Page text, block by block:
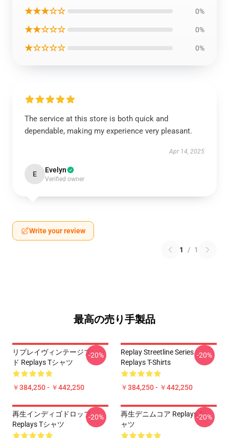
★★★☆☆ 0%
★★☆☆☆ 0%
★☆☆☆☆ 0%
The service at this store is both quick and
dependable, making my experience very pleasant.
Apr 14, 2025
E Evelyn
Verified owner
Write your review
1 / 1
最高の売り手製品
リプレイヴィンテージブレン
ド Replays Tシャツ
￥384,250 - ￥442,250
-20%
Replay Streetline Series
Replays T-Shirts
￥384,250 - ￥442,250
-20%
再生インディゴドロップ
Replays Tシャツ
-20%
再生デニムコア Replays Tシ
ャツ
-20%